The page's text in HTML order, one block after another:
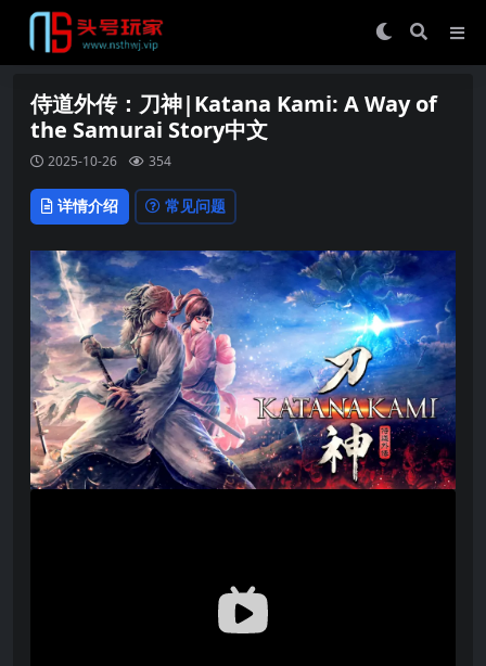
侍道外传：刀神|Katana Kami: A Way of
the Samurai Story中文
2025-10-26 354
详情介绍 常见问题